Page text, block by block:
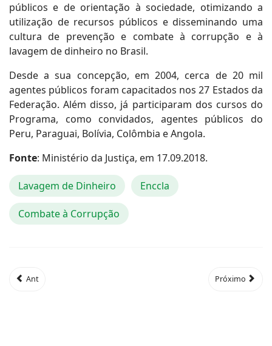
públicos e de orientação à sociedade, otimizando a
utilização de recursos públicos e disseminando uma
cultura de prevenção e combate à corrupção e à
lavagem de dinheiro no Brasil.
Desde a sua concepção, em 2004, cerca de 20 mil
agentes públicos foram capacitados nos 27 Estados da
Federação. Além disso, já participaram dos cursos do
Programa, como convidados, agentes públicos do
Peru, Paraguai, Bolívia, Colômbia e Angola.
Fonte: Ministério da Justiça, em 17.09.2018.
Lavagem de Dinheiro Enccla
Combate à Corrupção
Ant Próximo